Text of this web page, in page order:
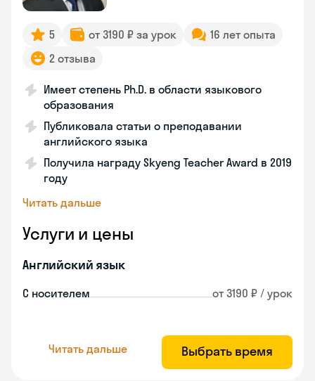
5 от 3190 ₽ за урок
16 лет опыта
2 отзыва
Имеет степень Ph.D. в области языкового
образования
Публиковала статьи о преподавании
английского языка
Получила награду Skyeng Teacher Award в 2019
году
Читать дальше
Услуги и цены
Английский язык
С носителем от 3190 ₽ / урок
Читать дальше Выбрать время